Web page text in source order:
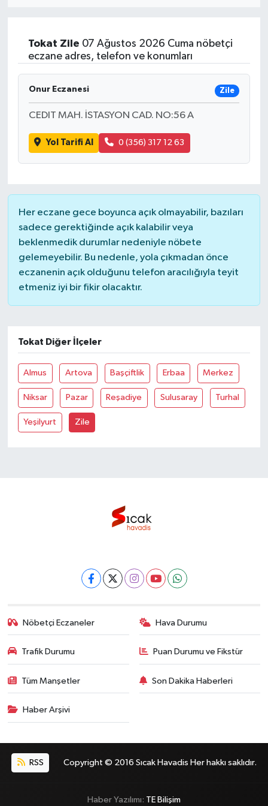
Tokat Zile 07 Ağustos 2026 Cuma nöbetçi
eczane adres, telefon ve konumları
Onur Eczanesi Zile
CEDIT MAH. İSTASYON CAD. NO:56 A
Yol Tarifi Al 0 (356) 317 12 63
Her eczane gece boyunca açık olmayabilir, bazıları
sadece gerektiğinde açık kalabilir veya
beklenmedik durumlar nedeniyle nöbete
gelemeyebilir. Bu nedenle, yola çıkmadan önce
eczanenin açık olduğunu telefon aracılığıyla teyit
etmeniz iyi bir fikir olacaktır.
Tokat Diğer İlçeler
Almus Artova Başçiftlik Erbaa Merkez
Niksar Pazar Reşadiye Sulusaray Turhal
Yeşilyurt Zile
Nöbetçi Eczaneler Hava Durumu
Trafik Durumu Puan Durumu ve Fikstür
Tüm Manşetler Son Dakika Haberleri
Haber Arşivi
RSS Copyright © 2016 Sıcak Havadis Her hakkı saklıdır.
Haber Yazılımı: TE Bilişim
Sağlık
Magazin
Gündem
Bilim